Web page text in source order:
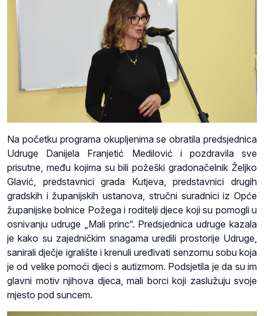
Na početku programa okupljenima se obratila predsjednica
Udruge Danijela Franjetić Medilović i pozdravila sve
prisutne, među kojima su bili požeški gradonačelnik Željko
Glavić, predstavnici grada Kutjeva, predstavnici drugih
gradskih i županijskih ustanova, stručni suradnici iz Opće
županijske bolnice Požega i roditelji djece koji su pomogli u
osnivanju udruge „Mali princ“. Predsjednica udruge kazala
je kako su zajedničkim snagama uredili prostorije Udruge,
sanirali dječje igralište i krenuli uređivati senzornu sobu koja
je od velike pomoći djeci s autizmom. Podsjetila je da su im
glavni motiv njihova djeca, mali borci koji zaslužuju svoje
mjesto pod suncem.